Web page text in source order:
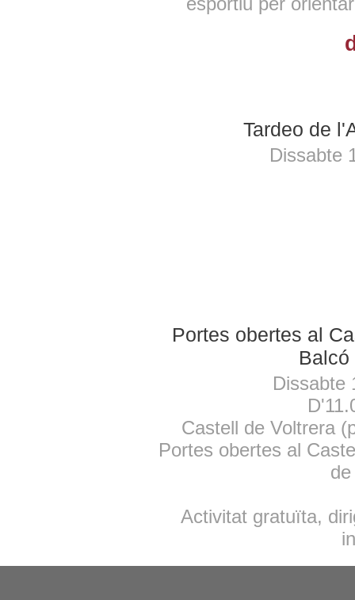
Tardeo de
Dissabte
Portes obertes al
Balcó
Dissabte
Castell de Voltrera
Portes obertes al
Activitat gratuïta,